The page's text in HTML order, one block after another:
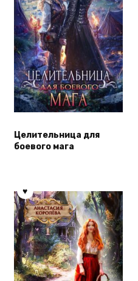
Целительница для
боевого мага